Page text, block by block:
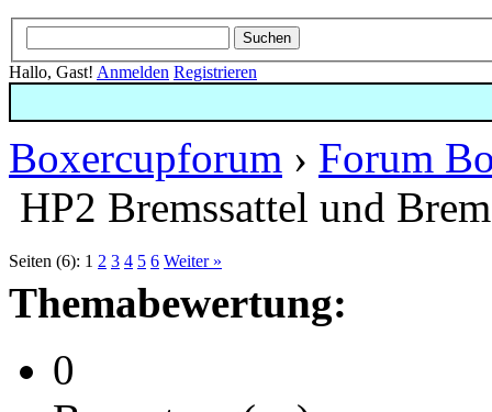
Hallo, Gast! Anmelden Registrieren
Boxercupforum › Forum
HP2 Bremssattel und
Seiten (6): 1 2 3 4 5 6 Weiter »
Themabewertung:
0